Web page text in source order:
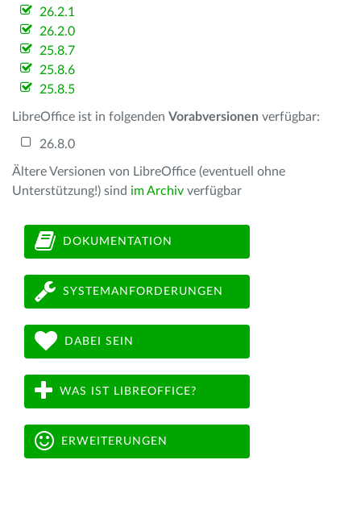
26.2.1
26.2.0
25.8.7
25.8.6
25.8.5
LibreOffice ist in folgenden Vorabversionen verfügbar:
26.8.0
Ältere Versionen von LibreOffice (eventuell ohne
Unterstützung!) sind im Archiv verfügbar
DOKUMENTATION
SYSTEMANFORDERUNGEN
DABEI SEIN
WAS IST LIBREOFFICE?
ERWEITERUNGEN